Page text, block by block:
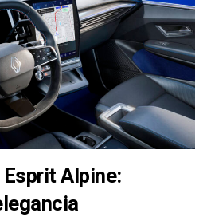
Alpine: